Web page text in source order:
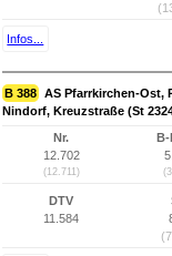
Infos...
B 388 AS Pfarrkirchen-Ost,
Nindorf, Kreuzstraße (St
Nr.
12.702
(12.711)
DTV
11.584